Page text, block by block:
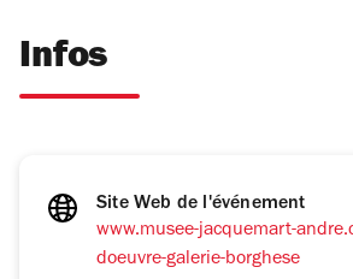
Infos
Site Web de l'événement
www.musee-jacquemart-
doeuvre-galerie-borghese